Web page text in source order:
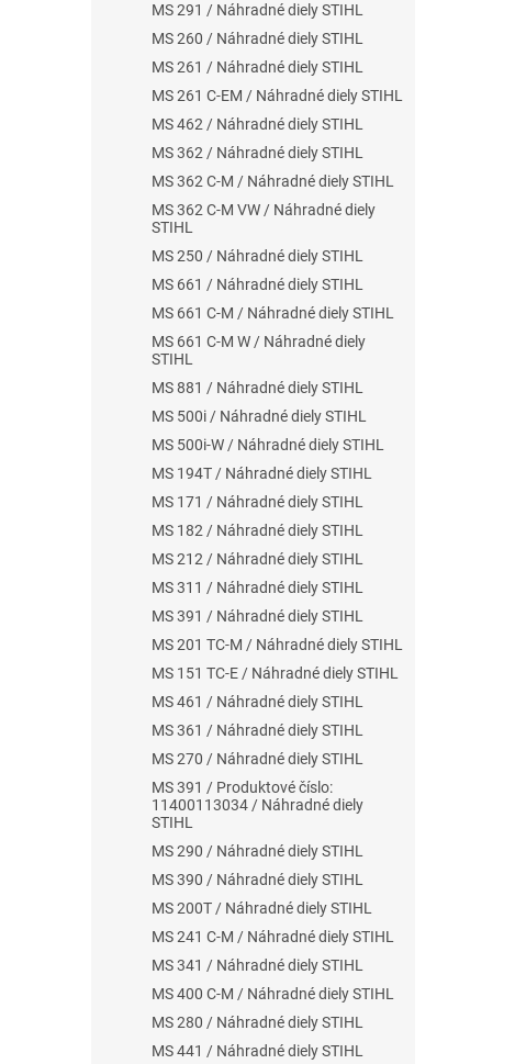
MS 291 / Náhradné diely STIHL
MS 260 / Náhradné diely STIHL
MS 261 / Náhradné diely STIHL
MS 261 C-EM / Náhradné diely STIHL
MS 462 / Náhradné diely STIHL
MS 362 / Náhradné diely STIHL
MS 362 C-M / Náhradné diely STIHL
MS 362 C-M VW / Náhradné diely
STIHL
MS 250 / Náhradné diely STIHL
MS 661 / Náhradné diely STIHL
MS 661 C-M / Náhradné diely STIHL
MS 661 C-M W / Náhradné diely
STIHL
MS 881 / Náhradné diely STIHL
MS 500i / Náhradné diely STIHL
MS 500i-W / Náhradné diely STIHL
MS 194T / Náhradné diely STIHL
MS 171 / Náhradné diely STIHL
MS 182 / Náhradné diely STIHL
MS 212 / Náhradné diely STIHL
MS 311 / Náhradné diely STIHL
MS 391 / Náhradné diely STIHL
MS 201 TC-M / Náhradné diely STIHL
MS 151 TC-E / Náhradné diely STIHL
MS 461 / Náhradné diely STIHL
MS 361 / Náhradné diely STIHL
MS 270 / Náhradné diely STIHL
MS 391 / Produktové číslo:
11400113034 / Náhradné diely
STIHL
MS 290 / Náhradné diely STIHL
MS 390 / Náhradné diely STIHL
MS 200T / Náhradné diely STIHL
MS 241 C-M / Náhradné diely STIHL
MS 341 / Náhradné diely STIHL
MS 400 C-M / Náhradné diely STIHL
MS 280 / Náhradné diely STIHL
MS 441 / Náhradné diely STIHL